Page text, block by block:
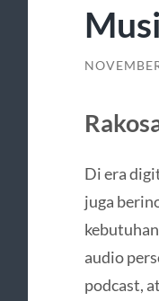
Di era
juga
audio
podcast,